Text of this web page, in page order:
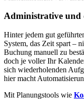
Administrative und
Hinter jedem gut
System, das Zeit spart –
Buchung manuell zu
doch je voller Ihr
sich wiederholenden
hier macht
Mit Planungstools wie